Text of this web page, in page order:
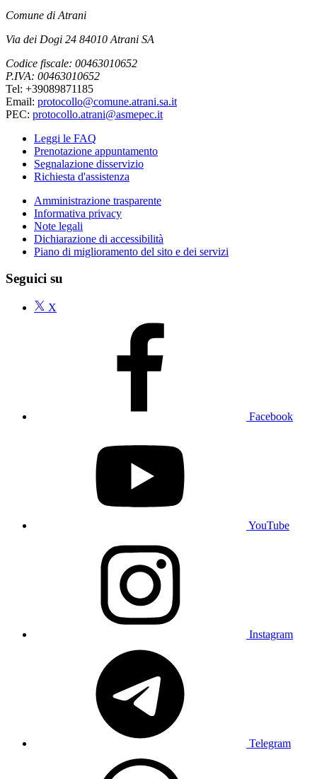
Comune di Atrani
Via dei Dogi 24 84010 Atrani SA
Codice fiscale: 00463010652
P.IVA: 00463010652
Tel: +39089871185
Email: protocollo@comune.atrani.sa.it
PEC: protocollo.atrani@asmepec.it
Leggi le FAQ
Prenotazione appuntamento
Segnalazione disservizio
Richiesta d'assistenza
Amministrazione trasparente
Informativa privacy
Note legali
Dichiarazione di accessibilità
Piano di miglioramento del sito e dei servizi
Seguici su
X
Facebook
YouTube
Instagram
Telegram